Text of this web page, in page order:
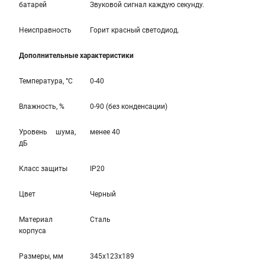
батарей
Звуковой сигнал каждую секунду.
Неисправность Горит красный светодиод.
Дополнительные характеристики
Температура, °С 0-40
Влажность, % 0-90 (без конденсации)
Уровень шума,
дБ
менее 40
Класс защиты IP20
Цвет Черный
Материал
корпуса
Сталь
Размеры, мм 345x123x189